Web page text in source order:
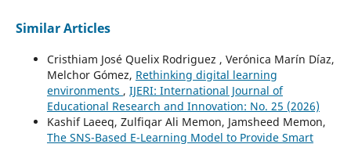
Similar Articles
Cristhiam José Quelix Rodriguez , Verónica Marín Díaz,
Melchor Gómez, Rethinking digital learning
environments , IJERI: International Journal of
Educational Research and Innovation: No. 25 (2026)
Kashif Laeeq, Zulfiqar Ali Memon, Jamsheed Memon,
The SNS-Based E-Learning Model to Provide Smart